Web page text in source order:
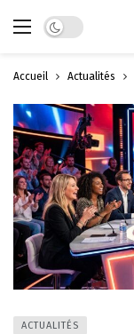
Dark mode
Accueil Actualités
ACTUALITÉS